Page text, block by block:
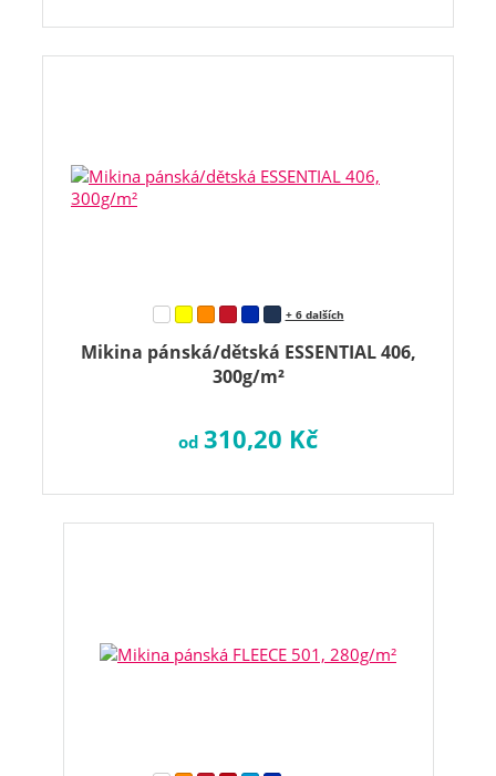
Mikina pánská/dětská ESSENTIAL 406,
300g/m²
+ 6 dalších
od 310,20 Kč